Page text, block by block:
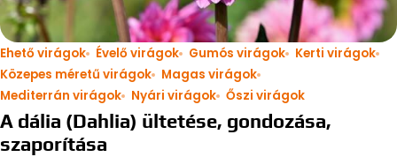
Ehető virágok Évelő virágok Gumós virágok
Kerti virágok
Közepes méretű virágok
Magas virágok
Mediterrán virágok
Nyári virágok Őszi virágok
A dália (Dahlia) ültetése, gondozása,
szaporítása